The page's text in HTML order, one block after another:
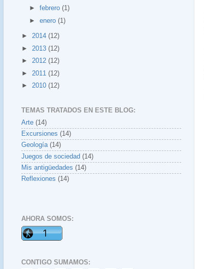
►febrero(1)
►enero(1)
► 2014 (12)
► 2013 (12)
► 2012 (12)
► 2011 (12)
► 2010 (12)
TEMAS TRATADOS EN ESTE BLOG:
Arte (14)
Excursiones (14)
Geología (14)
Juegos de sociedad (14)
Mis antigüedades (14)
Reflexiones (14)
AHORA SOMOS:
CONTIGO SUMAMOS: